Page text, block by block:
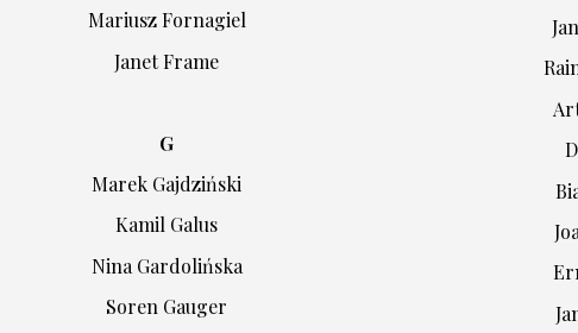
Mariusz Fornagiel
Janet Frame
G
Marek Gajdziński
Kamil Galus
Nina Gardolińska
Soren Gauger